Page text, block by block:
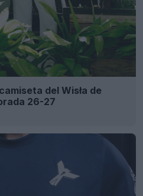
del Wisła de
26-27